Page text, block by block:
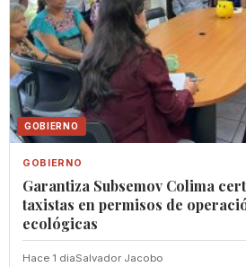
GOBIERNO
GOBIERNO
Garantiza Subsemov Colima
taxistas en permisos de
ecológicas
Hace 1 diaSalvador Jacobo